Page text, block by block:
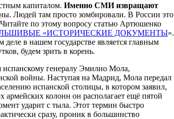
капиталом. Именно СМИ извращают
Людей там просто зомбировали. В России это
по этому вопросу статью Артюшенко
«ИСТОРИЧЕСКИЕ ДОКУМЕНТЫ».
в нашем государстве является главным
будем зрить в корень.
испанскому генералу Эмилио Мола,
войны. Наступая на Мадрид, Мола передал
испанской столицы, в котором заявил,
колонн он располагает ещё пятой
ударит с тыла. Этот термин быстро
сразу, проник в большинство